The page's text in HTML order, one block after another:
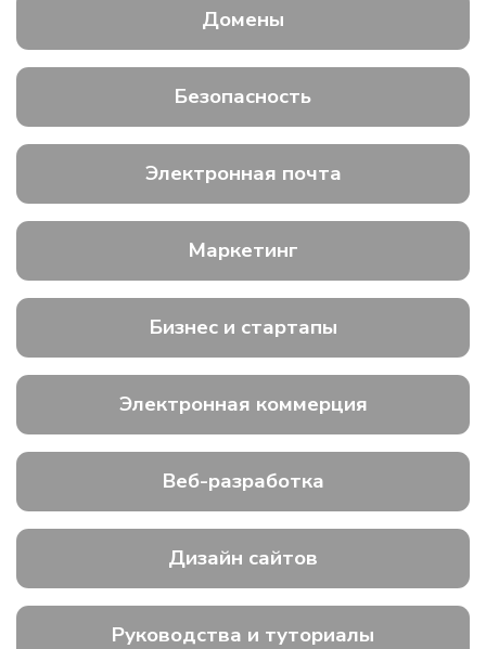
Домены
Безопасность
Электронная почта
Маркетинг
Бизнес и стартапы
Электронная коммерция
Веб-разработка
Дизайн сайтов
Руководства и туториалы